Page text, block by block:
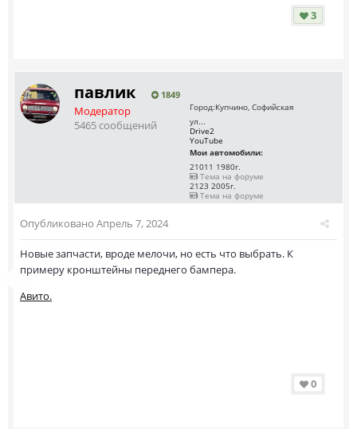
3
павлик 1849
Модератор
5465 сообщений
Город:Купчино, Софийская
ул...
Drive2
YouTube
Мои автомобили:
21011 1980г.
Тема на форуме
2123 2005г.
Тема на форуме
Опубликовано Апрель 7, 2024
Новые запчасти, вроде мелочи, но есть что выбрать. К
примеру кронштейны переднего бампера.
Авито.
0